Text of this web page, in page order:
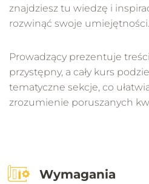
znajdziesz tu wiedzę i
rozwinąć swoje umiejętności.
Prowadzący prezentuje
przystępny, a cały kurs
tematyczne sekcje, co
zrozumienie poruszanych
Wymagania